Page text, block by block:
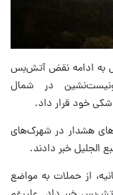
به ادامه نقض آتش‌بس
در شمال
خود قرار داد.
هشدار در شهرک‌های
خبر دادند.
از حملات به مواضع